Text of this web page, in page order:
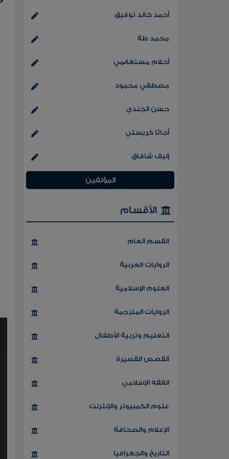
أحمد خالد توفيق
محمد طة
أحلام مستغانمي
مصطفي محمود
حسن الجندي
أجاثا كريستي
إليف شافاق
المؤلفين
الأقسام
القسم العام
الروايات العربية
العلوم الإسلامية
الروايات المترجمة
التعليم وتربية الأطفال
القصص القصيرة
الفقه الإسلامي
علوم الكمبيوتر والإنترنت
الإعلام والصحافة
التاريخ والجغرافيا